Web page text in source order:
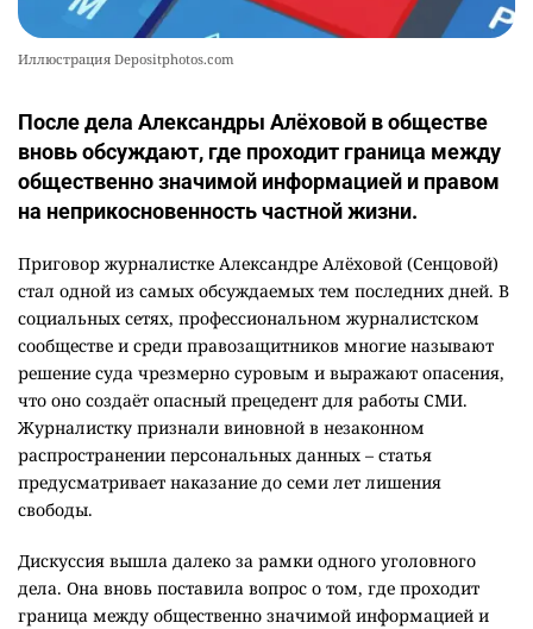
Иллюстрация Depositphotos.com
После дела Александры Алёховой в обществе
вновь обсуждают, где проходит граница между
общественно значимой информацией и правом
на неприкосновенность частной жизни.
Приговор журналистке Александре Алёховой (Сенцовой)
стал одной из самых обсуждаемых тем последних дней. В
социальных сетях, профессиональном журналистском
сообществе и среди правозащитников многие называют
решение суда чрезмерно суровым и выражают опасения,
что оно создаёт опасный прецедент для работы СМИ.
Журналистку признали виновной в незаконном
распространении персональных данных – статья
предусматривает наказание до семи лет лишения
свободы.
Дискуссия вышла далеко за рамки одного уголовного
дела. Она вновь поставила вопрос о том, где проходит
граница между общественно значимой информацией и